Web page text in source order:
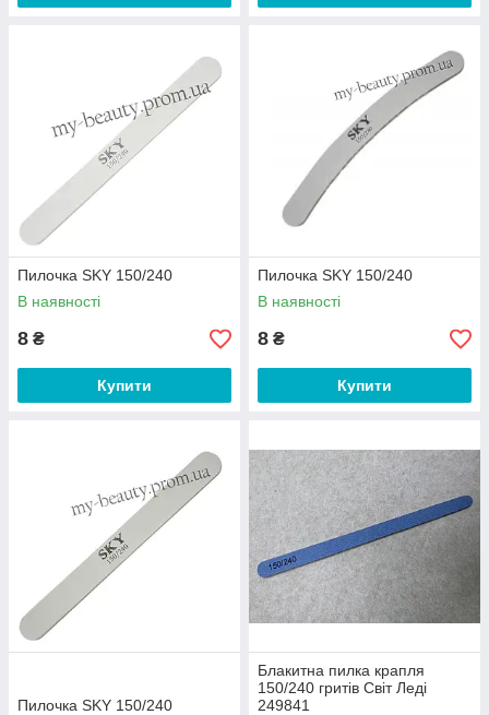
Пилочка SKY 150/240
В наявності
8 ₴
Купити
Пилочка SKY 150/240
В наявності
8 ₴
Купити
Пилочка SKY 150/240
Блакитна пилка крапля
150/240 гритів Світ Леді
249841